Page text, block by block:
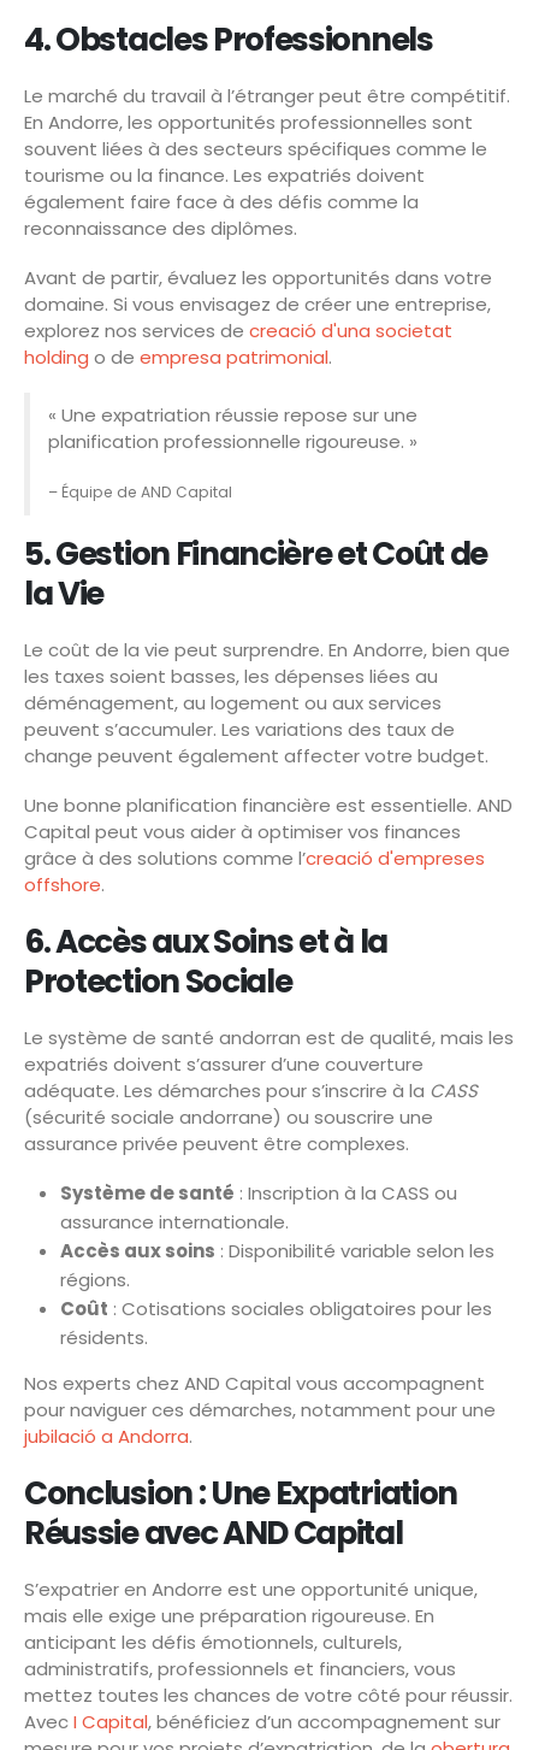
4. Obstacles Professionnels
Le marché du travail à l’étranger peut être compétitif.
En Andorre, les opportunités professionnelles sont
souvent liées à des secteurs spécifiques comme le
tourisme ou la finance. Les expatriés doivent
également faire face à des défis comme la
reconnaissance des diplômes.
Avant de partir, évaluez les opportunités dans votre
domaine. Si vous envisagez de créer une entreprise,
explorez nos services de creació d'una societat
holding o de empresa patrimonial.
« Une expatriation réussie repose sur une
planification professionnelle rigoureuse. »
– Équipe de AND Capital
5. Gestion Financière et Coût de
la Vie
Le coût de la vie peut surprendre. En Andorre, bien que
les taxes soient basses, les dépenses liées au
déménagement, au logement ou aux services
peuvent s’accumuler. Les variations des taux de
change peuvent également affecter votre budget.
Une bonne planification financière est essentielle. AND
Capital peut vous aider à optimiser vos finances
grâce à des solutions comme l’creació d'empreses
offshore.
6. Accès aux Soins et à la
Protection Sociale
Le système de santé andorran est de qualité, mais les
expatriés doivent s’assurer d’une couverture
adéquate. Les démarches pour s’inscrire à la CASS
(sécurité sociale andorrane) ou souscrire une
assurance privée peuvent être complexes.
Système de santé : Inscription à la CASS ou
assurance internationale.
Accès aux soins : Disponibilité variable selon les
régions.
Coût : Cotisations sociales obligatoires pour les
résidents.
Nos experts chez AND Capital vous accompagnent
pour naviguer ces démarches, notamment pour une
jubilació a Andorra.
Conclusion : Une Expatriation
Réussie avec AND Capital
S’expatrier en Andorre est une opportunité unique,
mais elle exige une préparation rigoureuse. En
anticipant les défis émotionnels, culturels,
administratifs, professionnels et financiers, vous
mettez toutes les chances de votre côté pour réussir.
AvecI Capital, bénéficiez d’un accompagnement sur